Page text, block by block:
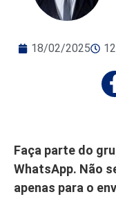
18/02/2025
Faça parte do
WhatsApp. Não
apenas para o